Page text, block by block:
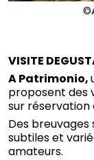
VISITE
A Patrimonio,
proposent des
sur réservation
Des
subtiles et
amateurs.